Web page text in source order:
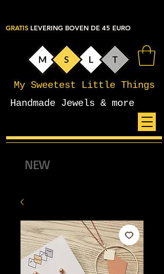
My Sweetest Little Things
Handmade Jewels & more
GRATIS LEVERING BOVEN DE 45 EURO
NEW